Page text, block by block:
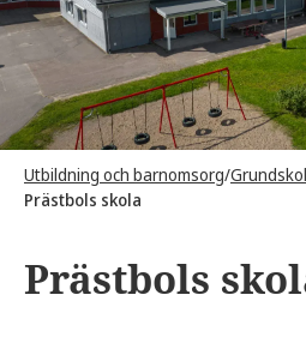
Utbildning och barnomsorg/
Prästbols skola
Prästbols